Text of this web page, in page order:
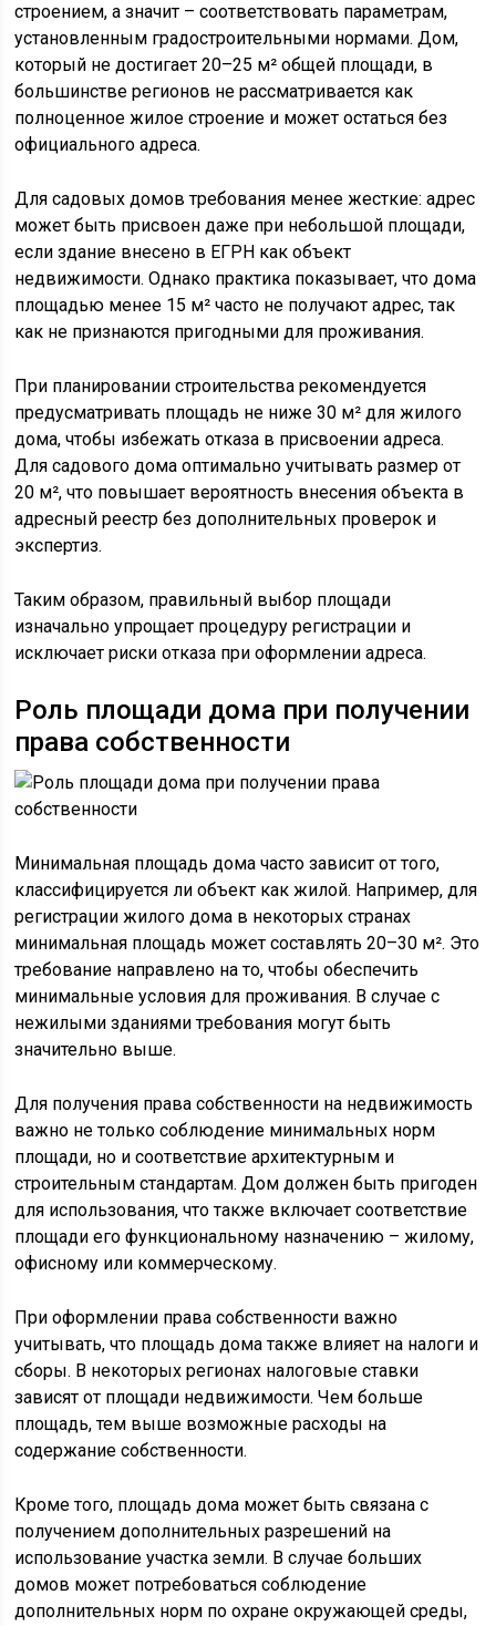
строением, а значит – соответствовать параметрам,
установленным градостроительными нормами. Дом,
который не достигает 20–25 м² общей площади, в
большинстве регионов не рассматривается как
полноценное жилое строение и может остаться без
официального адреса.
Для садовых домов требования менее жесткие: адрес
может быть присвоен даже при небольшой площади,
если здание внесено в ЕГРН как объект
недвижимости. Однако практика показывает, что дома
площадью менее 15 м² часто не получают адрес, так
как не признаются пригодными для проживания.
При планировании строительства рекомендуется
предусматривать площадь не ниже 30 м² для жилого
дома, чтобы избежать отказа в присвоении адреса.
Для садового дома оптимально учитывать размер от
20 м², что повышает вероятность внесения объекта в
адресный реестр без дополнительных проверок и
экспертиз.
Таким образом, правильный выбор площади
изначально упрощает процедуру регистрации и
исключает риски отказа при оформлении адреса.
Роль площади дома при получении
права собственности
Минимальная площадь дома часто зависит от того,
классифицируется ли объект как жилой. Например, для
регистрации жилого дома в некоторых странах
минимальная площадь может составлять 20–30 м². Это
требование направлено на то, чтобы обеспечить
минимальные условия для проживания. В случае с
нежилыми зданиями требования могут быть
значительно выше.
Для получения права собственности на недвижимость
важно не только соблюдение минимальных норм
площади, но и соответствие архитектурным и
строительным стандартам. Дом должен быть пригоден
для использования, что также включает соответствие
площади его функциональному назначению – жилому,
офисному или коммерческому.
При оформлении права собственности важно
учитывать, что площадь дома также влияет на налоги и
сборы. В некоторых регионах налоговые ставки
зависят от площади недвижимости. Чем больше
площадь, тем выше возможные расходы на
содержание собственности.
Кроме того, площадь дома может быть связана с
получением дополнительных разрешений на
использование участка земли. В случае больших
домов может потребоваться соблюдение
дополнительных норм по охране окружающей среды,